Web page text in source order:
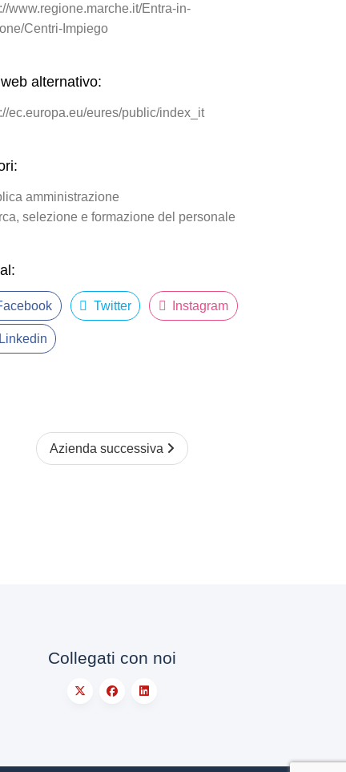
www.regione.marche.it/Entra-in-
Centri-Impiego
alternativo:
ec.europa.eu/eures/public/index_it
amministrazione
selezione e formazione del personale
Twitter Instagram
Linkedin
Azienda successiva
Collegati con noi